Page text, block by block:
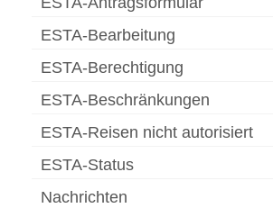
ESTA-Bearbeitung
ESTA-Berechtigung
ESTA-Beschränkungen
ESTA-Reisen nicht autorisiert
ESTA-Status
Nachrichten